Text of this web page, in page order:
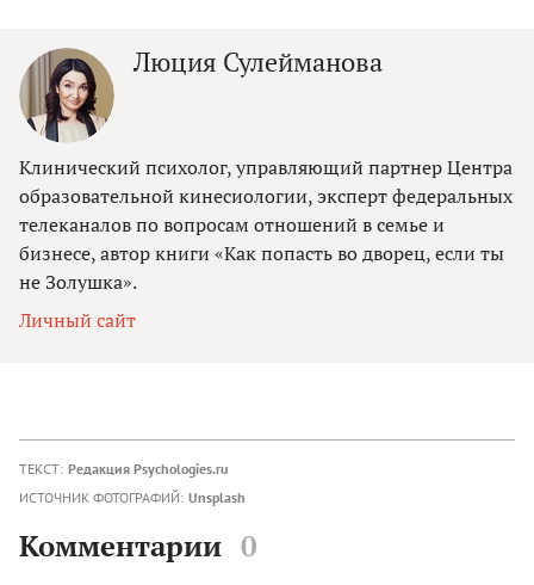
Люция Сулейманова
Клинический психолог, управляющий партнер Центра
образовательной кинесиологии, эксперт федеральных
телеканалов по вопросам отношений в семье и
бизнесе, автор книги «Как попасть во дворец, если ты
не Золушка».
Личный сайт
ТЕКСТ: Редакция Psychologies.ru
ИСТОЧНИК ФОТОГРАФИЙ: Unsplash
Комментарии 0